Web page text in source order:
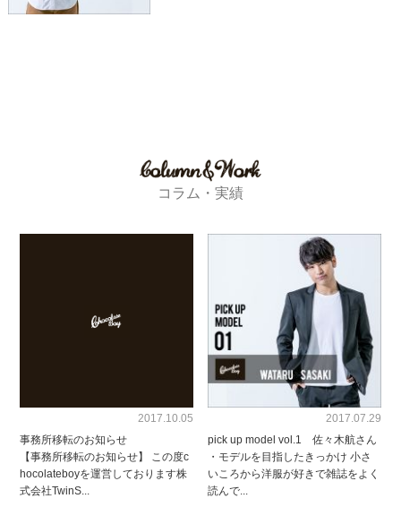
コラム・実績
2017.10.05
事務所移転のお知らせ
【事務所移転のお知らせ】 この度c
hocolateboyを運営しております株
式会社TwinS...
2017.07.29
pick up model vol.1 佐々木航さん
・モデルを目指したきっかけ 小さ
いころから洋服が好きで雑誌をよく
読んで...